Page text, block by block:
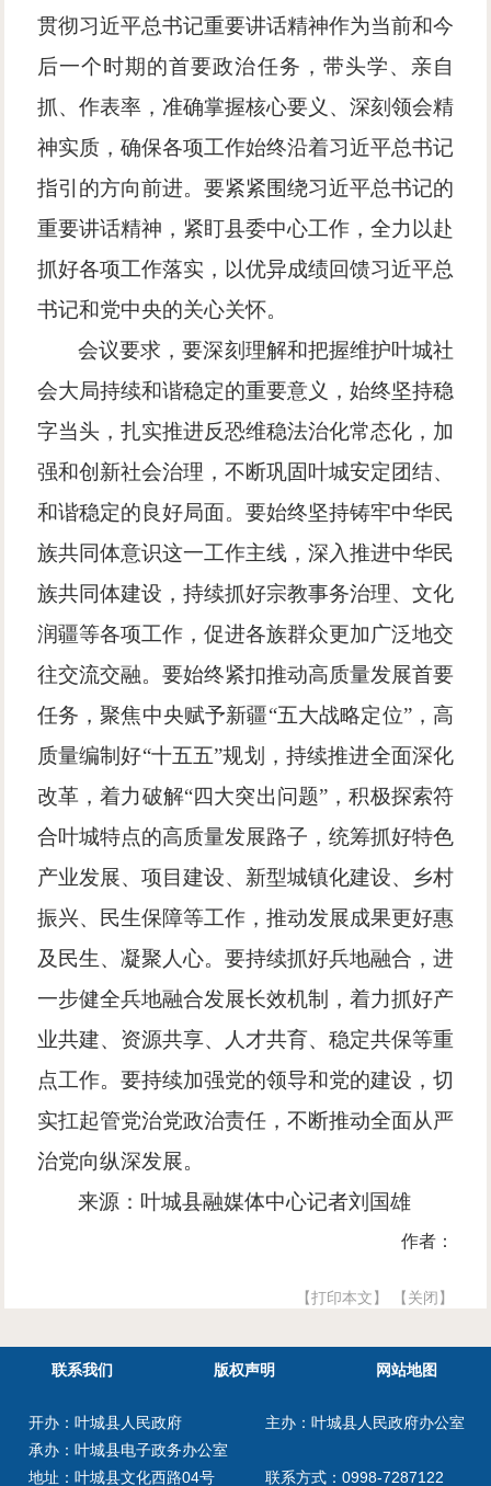
贯彻习近平总书记重要讲话精神作为当前和今
后一个时期的首要政治任务，带头学、亲自
抓、作表率，准确掌握核心要义、深刻领会精
神实质，确保各项工作始终沿着习近平总书记
指引的方向前进。要紧紧围绕习近平总书记的
重要讲话精神，紧盯县委中心工作，全力以赴
抓好各项工作落实，以优异成绩回馈习近平总
书记和党中央的关心关怀。
会议要求，要深刻理解和把握维护叶城社
会大局持续和谐稳定的重要意义，始终坚持稳
字当头，扎实推进反恐维稳法治化常态化，加
强和创新社会治理，不断巩固叶城安定团结、
和谐稳定的良好局面。要始终坚持铸牢中华民
族共同体意识这一工作主线，深入推进中华民
族共同体建设，持续抓好宗教事务治理、文化
润疆等各项工作，促进各族群众更加广泛地交
往交流交融。要始终紧扣推动高质量发展首要
任务，聚焦中央赋予新疆“五大战略定位”，高
质量编制好“十五五”规划，持续推进全面深化
改革，着力破解“四大突出问题”，积极探索符
合叶城特点的高质量发展路子，统筹抓好特色
产业发展、项目建设、新型城镇化建设、乡村
振兴、民生保障等工作，推动发展成果更好惠
及民生、凝聚人心。要持续抓好兵地融合，进
一步健全兵地融合发展长效机制，着力抓好产
业共建、资源共享、人才共育、稳定共保等重
点工作。要持续加强党的领导和党的建设，切
实扛起管党治党政治责任，不断推动全面从严
治党向纵深发展。
来源：叶城县融媒体中心记者刘国雄
作者：
【打印本文】 【关闭】
联系我们 版权声明 网站地图
开办：叶城县人民政府
承办：叶城县电子政务办公室
地址：叶城县文化西路04号
主办：叶城县人民政府办公室
联系方式：0998-7287122